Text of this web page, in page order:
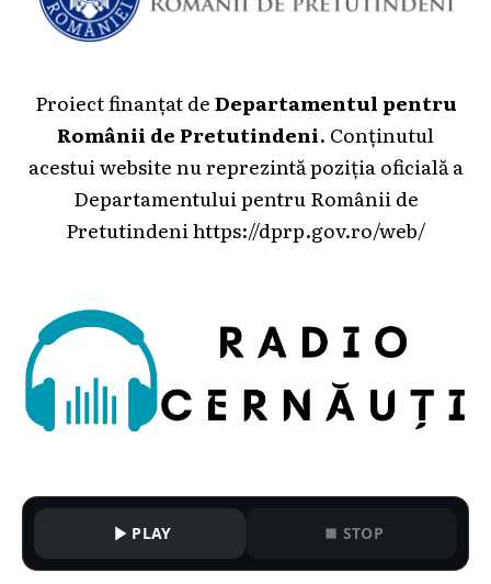
Proiect finanțat deDepartamentul pentru
Românii de Pretutindeni. Conținutul
acestui website nu reprezintă poziția oficială a
Departamentului pentru Românii de
Pretutindeni https://dprp.gov.ro/web/
PLAY STOP